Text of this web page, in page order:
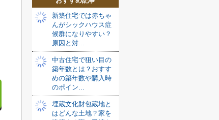
新築住宅では赤ちゃ
んがシックハウス症
候群になりやすい？
原因と対...
中古住宅で狙い目の
築年数とは？おすす
めの築年数や購入時
のポイン...
埋蔵文化財包蔵地と
はどんな土地？家を